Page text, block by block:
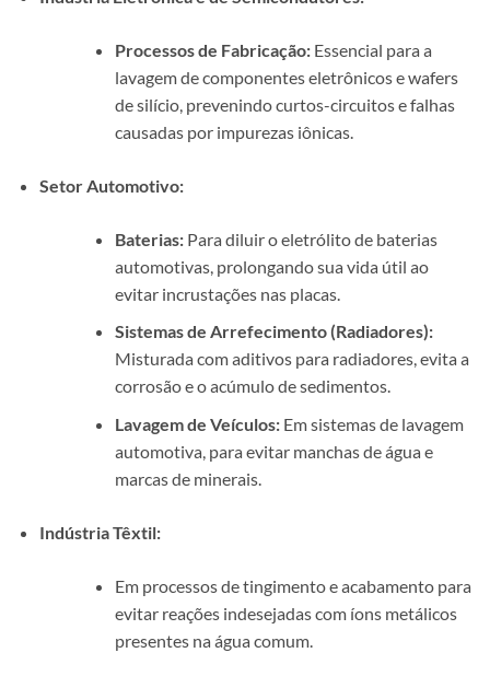
Processos de Fabricação:Essencial para a
lavagem de componentes eletrônicos e wafers
de silício, prevenindo curtos-circuitos e falhas
causadas por impurezas iônicas.
Setor Automotivo:
Baterias:Para diluir o eletrólito de baterias
automotivas, prolongando sua vida útil ao
evitar incrustações nas placas.
Sistemas de Arrefecimento (Radiadores):
Misturada com aditivos para radiadores, evita a
corrosão e o acúmulo de sedimentos.
Lavagem de Veículos:Em sistemas de lavagem
automotiva, para evitar manchas de água e
marcas de minerais.
Indústria Têxtil:
Em processos de tingimento e acabamento para
evitar reações indesejadas com íons metálicos
presentes na água comum.